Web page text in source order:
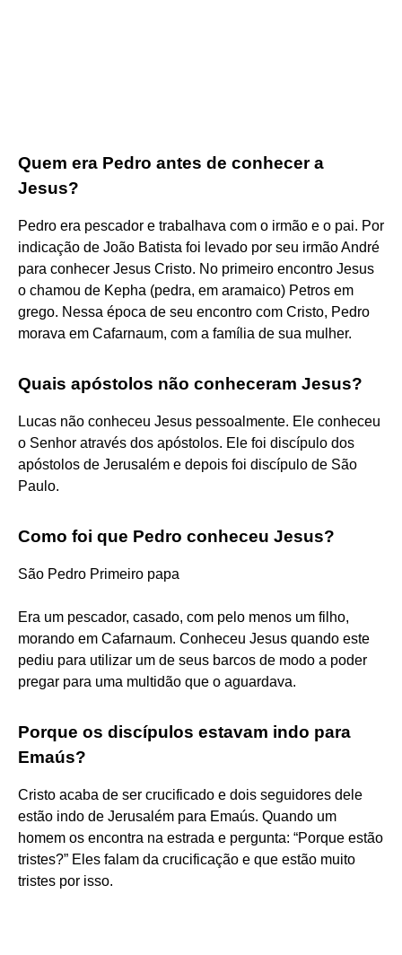
Quem era Pedro antes de conhecer a
Jesus?
Pedro era pescador e trabalhava com o irmão e o pai. Por
indicação de João Batista foi levado por seu irmão André
para conhecer Jesus Cristo. No primeiro encontro Jesus
o chamou de Kepha (pedra, em aramaico) Petros em
grego. Nessa época de seu encontro com Cristo, Pedro
morava em Cafarnaum, com a família de sua mulher.
Quais apóstolos não conheceram Jesus?
Lucas não conheceu Jesus pessoalmente. Ele conheceu
o Senhor através dos apóstolos. Ele foi discípulo dos
apóstolos de Jerusalém e depois foi discípulo de São
Paulo.
Como foi que Pedro conheceu Jesus?
São Pedro Primeiro papa
Era um pescador, casado, com pelo menos um filho,
morando em Cafarnaum. Conheceu Jesus quando este
pediu para utilizar um de seus barcos de modo a poder
pregar para uma multidão que o aguardava.
Porque os discípulos estavam indo para
Emaús?
Cristo acaba de ser crucificado e dois seguidores dele
estão indo de Jerusalém para Emaús. Quando um
homem os encontra na estrada e pergunta: “Porque estão
tristes?” Eles falam da crucificação e que estão muito
tristes por isso.